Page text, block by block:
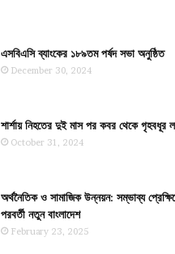
এসবিএসি ব্যাংকের ১৮৯তম পর্ষদ সভা অনুষ্ঠিত
December 30, 2024
শার্শায় নিহতের দুই মাস পর কবর থেকে
October 31, 2024
অর্থনৈতিক ও সামাজিক উন্নয়ন: সম্ভাব্য
পরবর্তী নতুন বাংলাদেশ
February 23, 2025